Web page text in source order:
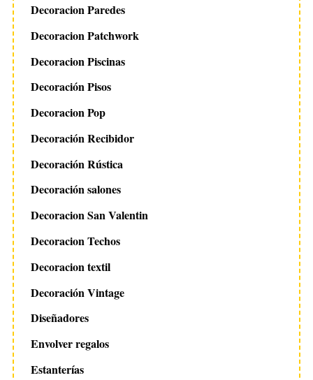
Decoracion Paredes
Decoracion Patchwork
Decoracion Piscinas
Decoración Pisos
Decoracion Pop
Decoración Recibidor
Decoración Rústica
Decoración salones
Decoracion San Valentin
Decoracion Techos
Decoracion textil
Decoración Vintage
Diseñadores
Envolver regalos
Estanterías